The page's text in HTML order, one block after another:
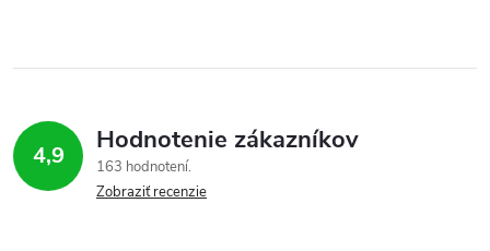
4,9 Hodnotenie zákazníkov
163 hodnotení
Zobraziť recenzie